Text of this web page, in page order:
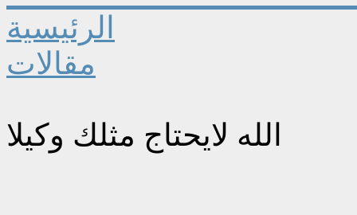
الرئيسية
مقالات
الله لايحتاج مثلك وکيلا